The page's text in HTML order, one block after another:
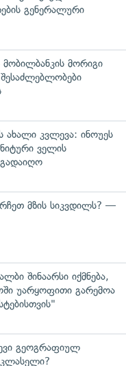
გენერალური
მორიგი
ახალი კვლევა: ინოუეს
ველის
მზის სიკვდილს? —
შინაარსი იქმნება,
უარყოფითი გარემოა
გეოგრაფიულ